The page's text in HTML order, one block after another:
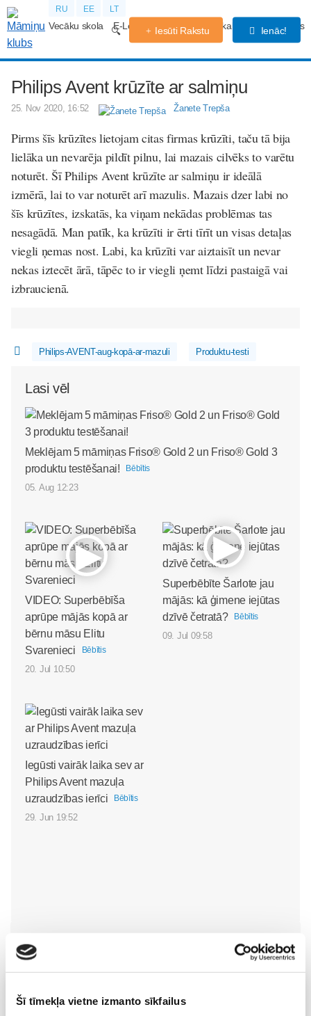
Šī tīmekļa vietne izmanto sīkfailus
RU EE LT
Vecāku skola E-Lekcijas Grūtniecības kalendārs Forums
Iesūti Rakstu Ienāc!
Philips Avent krūzīte ar salmiņu
25. Nov 2020, 16:52 Žanete Trepša
Pirms šīs krūzītes lietojam citas firmas krūzīti, taču tā bija
lielāka un nevarēja pildīt pilnu, lai mazais cilvēks to varētu
noturēt. Šī Philips Avent krūzīte ar salmiņu ir ideālā
izmērā, lai to var noturēt arī mazulis. Mazais dzer labi no
šīs krūzītes, izskatās, ka viņam nekādas problēmas tas
nesagādā. Man patīk, ka krūzīti ir ērti tīrīt un visas detaļas
viegli ņemas nost. Labi, ka krūzīti var aiztaisīt un nevar
nekas iztecēt ārā, tāpēc to ir viegli ņemt līdzi pastaigā vai
izbraucienā.
Philips-AVENT-aug-kopā-ar-mazuli Produktu-testi
Lasi vēl
Meklējam 5 māmiņas Friso® Gold 2 un Friso® Gold 3
produktu testēšanai!
Bēbītis
05. Aug 12:23
VIDEO: Superbēbīša
aprūpe mājās kopā ar
bērnu māsu Elitu
Svarenieci
Bēbītis
20. Jul 10:50
Superbēbīte Šarlote jau
mājās: kā ģimene iejūtas
dzīvē četratā?
Bēbītis
09. Jul 09:58
Iegūsti vairāk laika sev ar
Philips Avent mazuļa
uzraudzības ierīci
Bēbītis
29. Jun 19:52